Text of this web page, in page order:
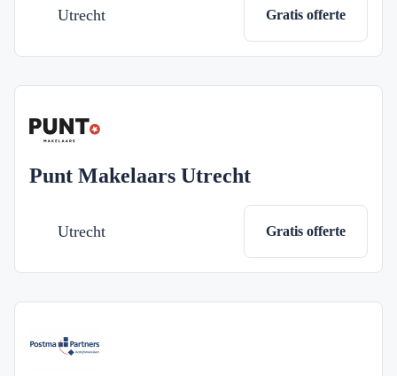
Utrecht Gratis offerte
Punt Makelaars Utrecht
Utrecht Gratis offerte